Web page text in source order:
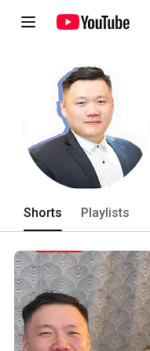
Shorts Playlists